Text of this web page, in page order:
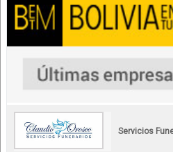
Servicios